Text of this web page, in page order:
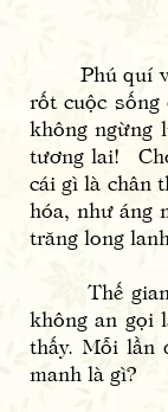
Phú quí
rốt cuộc
không ngừng
tương lai!
cái gì là chân
hóa, như áng
trăng long
Thế gian
không an gọi
thấy. Mỗi lần
manh là gì?